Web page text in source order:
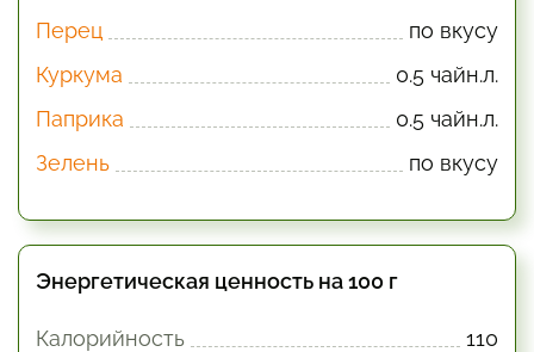
Перец
по вкусу
Куркума
0.5 чайн.л.
Паприка
0.5 чайн.л.
Зелень
по вкусу
Энергетическая ценность на 100 г
Калорийность
110